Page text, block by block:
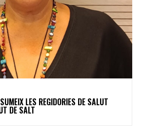
LES REGIDORIES DE SALUT
DE SALT